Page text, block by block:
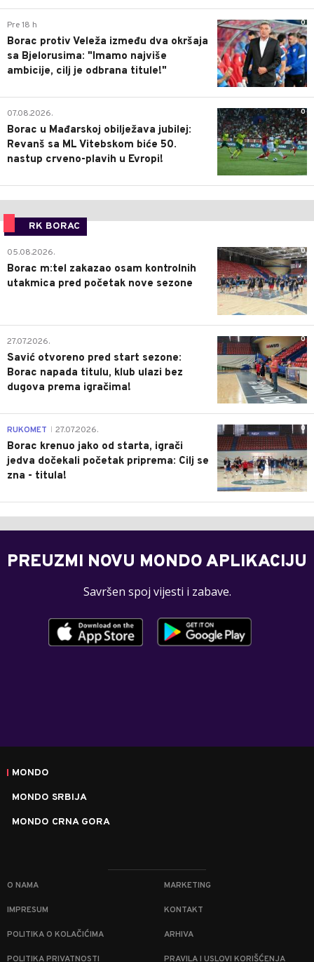
0
Pre 18 h
Borac protiv Veleža između dva okršaja
sa Bjelorusima: "Imamo najviše
ambicije, cilj je odbrana titule!"
0
07.08.2026.
Borac u Mađarskoj obilježava jubilej:
Revanš sa ML Vitebskom biće 50.
nastup crveno-plavih u Evropi!
RK BORAC
0
05.08.2026.
Borac m:tel zakazao osam kontrolnih
utakmica pred početak nove sezone
0
27.07.2026.
Savić otvoreno pred start sezone:
Borac napada titulu, klub ulazi bez
dugova prema igračima!
0
RUKOMET 27.07.2026.
Borac krenuo jako od starta, igrači
jedva dočekali početak priprema: Cilj se
zna - titula!
PREUZMI NOVU MONDO APLIKACIJU
Savršen spoj vijesti i zabave.
MONDO
MONDO SRBIJA
MONDO CRNA GORA
O NAMA MARKETING
IMPRESUM KONTAKT
POLITIKA O KOLAČIĆIMA ARHIVA
POLITIKA PRIVATNOSTI PRAVILA I USLOVI KORIŠĆENJA